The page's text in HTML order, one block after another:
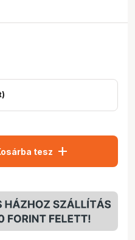
tesz add